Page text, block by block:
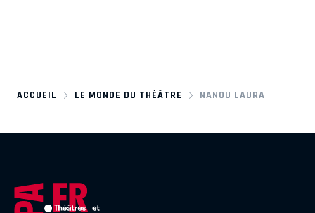
ACCUEIL LE MONDE DU THÉÂTRE NANOU LAURA